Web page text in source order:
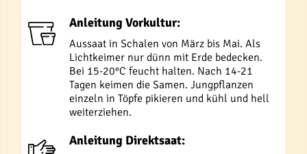
Anleitung Vorkultur:
Aussaat in Schalen von März bis Mai. Als
Lichtkeimer nur dünn mit Erde bedecken.
Bei 15-20°C feucht halten. Nach 14-21
Tagen keimen die Samen. Jungpflanzen
einzeln in Töpfe pikieren und kühl und hell
weiterziehen.
Anleitung Direktsaat: